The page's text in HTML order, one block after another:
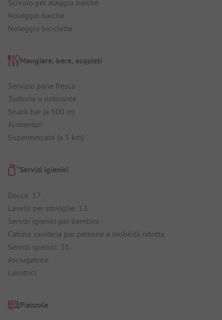
Scivolo per alaggio barche
Noleggio barche
Noleggio biciclette
Mangiare, bere, acquisti
Servizio pane fresco
Trattoria o ristorante
Snack bar (a 500 m)
Alimentari
Supermercato (a 5 km)
Servizi igienici
Docce: 17
Lavelli per stoviglie: 13
Servizi igienici per bambini
Cabina sanitaria per persone a mobilità ridotta
Servizi igienici: 31
Asciugatrice
Lavatrici
Piazzola